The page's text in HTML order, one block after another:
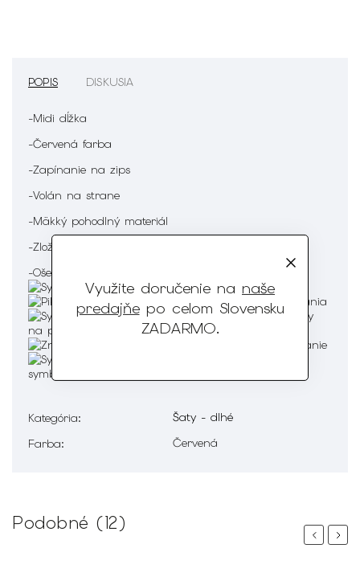
Využite doručenie na naše
predajňepo celom Slovensku
ZADARMO.
POPIS DISKUSIA
-Midi dĺžka
-Červená farba
-Zapínanie na zips
-Volán na strane
-Mäkký pohodlný materiál
-Zloženie : 73% Polyester 22% Viskóza 5% Elastan
-Ošetrenie :
Kategória:
Šaty - dlhé
Farba: Červená
Podobné (12)
PreviousNext